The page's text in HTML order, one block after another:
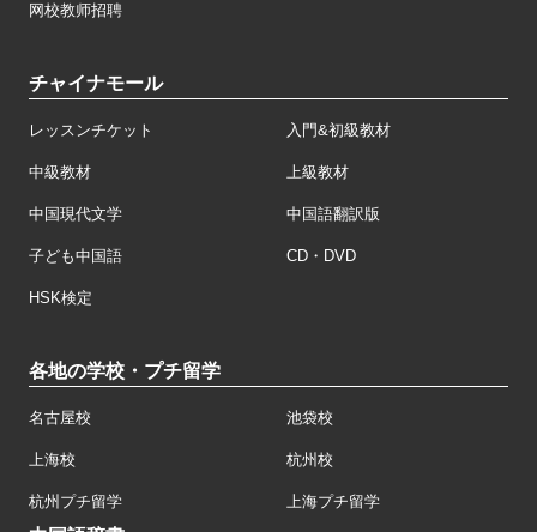
网校教师招聘
チャイナモール
レッスンチケット 入門&初級教材
中級教材 上級教材
中国現代文学 中国語翻訳版
子ども中国語 CD・DVD
HSK検定
各地の学校・プチ留学
名古屋校 池袋校
上海校 杭州校
杭州プチ留学 上海プチ留学